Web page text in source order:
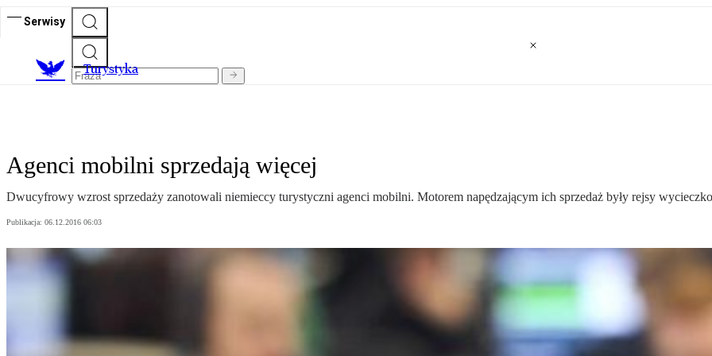
Serwisy
Turystyka
Agenci mobilni sprzedają więcej
Dwucyfrowy wzrost sprzedaży zanotowali niemieccy turystyczni agenci mobilni. Motorem napędzającym ich sprzedaż były rejsy
Publikacja: 06.12.2016 06:03